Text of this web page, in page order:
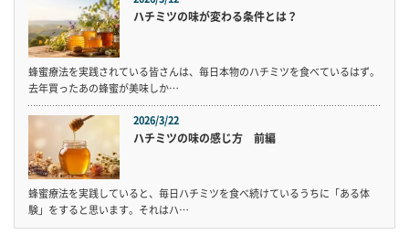
ハチミツの味が変わる条件とは？
蜂蜜療法を実践されている皆さんは、毎日本物のハチミツを食べているはず。
去年買ったあの蜂蜜が美味しか…
2026/3/22
ハチミツの味の感じ方 前編
蜂蜜療法を実践していると、毎日ハチミツを食べ続けているうちに「ある体
験」をすると思います。それはハ…